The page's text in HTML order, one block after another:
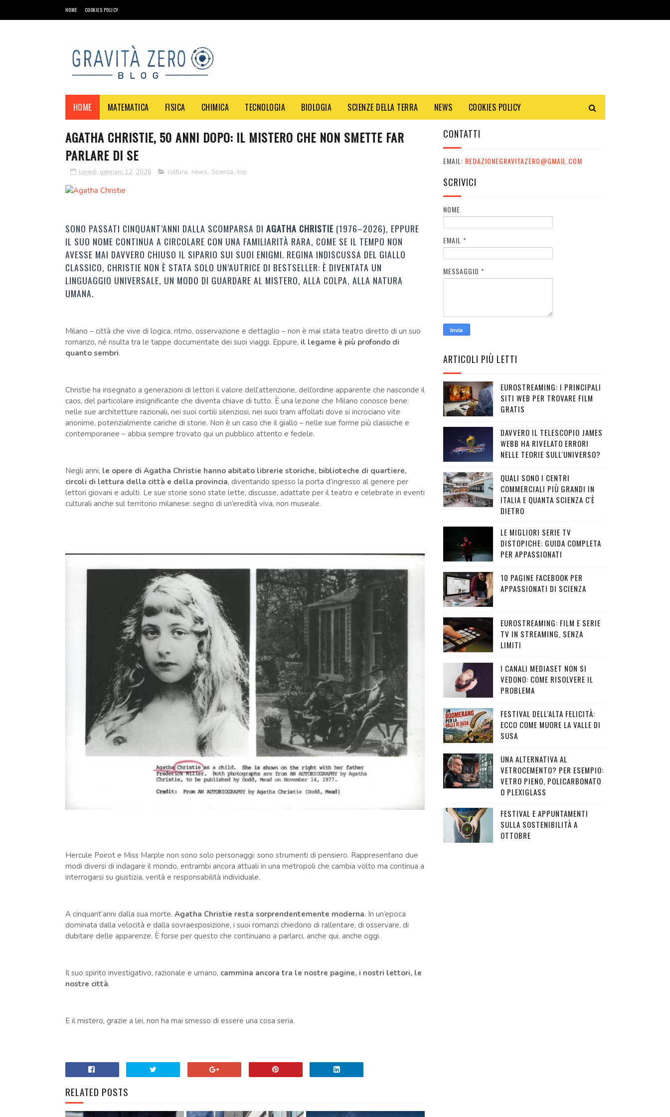
HOME COOKIES POLICY
HOME MATEMATICA FISICA CHIMICA TECNOLOGIA BIOLOGIA SCIENZE DELLA TERRA NEWS COOKIES POLICY
AGATHA CHRISTIE, 50 ANNI DOPO: IL MISTERO CHE NON SMETTE FAR
PARLARE DI SE
lunedì, gennaio 12, 2026 cultura, news, Scienza, top
SONO PASSATI CINQUANT’ANNI DALLA SCOMPARSA DI AGATHA CHRISTIE(1976–2026), EPPURE
IL SUO NOME CONTINUA A CIRCOLARE CON UNA FAMILIARITÀ RARA, COME SE IL TEMPO NON
AVESSE MAI DAVVERO CHIUSO IL SIPARIO SUI SUOI ENIGMI. REGINA INDISCUSSA DEL GIALLO
CLASSICO, CHRISTIE NON È STATA SOLO UN’AUTRICE DI BESTSELLER: È DIVENTATA UN
LINGUAGGIO UNIVERSALE, UN MODO DI GUARDARE AL MISTERO, ALLA COLPA, ALLA NATURA
UMANA.
Milano – città che vive di logica, ritmo, osservazione e dettaglio – non è mai stata teatro diretto di un suo
romanzo, né risulta tra le tappe documentate dei suoi viaggi. Eppure, il legame è più profondo di
quanto sembri.
Christie ha insegnato a generazioni di lettori il valore dell’attenzione, dell’ordine apparente che nasconde il
caos, del particolare insignificante che diventa chiave di tutto. È una lezione che Milano conosce bene:
nelle sue architetture razionali, nei suoi cortili silenziosi, nei suoi tram affollati dove si incrociano vite
anonime, potenzialmente cariche di storie. Non è un caso che il giallo – nelle sue forme più classiche e
contemporanee – abbia sempre trovato qui un pubblico attento e fedele.
Negli anni, le opere di Agatha Christie hanno abitato librerie storiche, biblioteche di quartiere,
circoli di lettura della città e della provincia, diventando spesso la porta d’ingresso al genere per
lettori giovani e adulti. Le sue storie sono state lette, discusse, adattate per il teatro e celebrate in eventi
culturali anche sul territorio milanese: segno di un’eredità viva, non museale.
Hercule Poirot e Miss Marple non sono solo personaggi: sono strumenti di pensiero. Rappresentano due
modi diversi di indagare il mondo, entrambi ancora attuali in una metropoli che cambia volto ma continua a
interrogarsi su giustizia, verità e responsabilità individuale.
A cinquant’anni dalla sua morte, Agatha Christie resta sorprendentemente moderna. In un’epoca
dominata dalla velocità e dalla sovraesposizione, i suoi romanzi chiedono di rallentare, di osservare, di
dubitare delle apparenze. È forse per questo che continuano a parlarci, anche qui, anche oggi.
Il suo spirito investigativo, razionale e umano, cammina ancora tra le nostre pagine, i nostri lettori, le
nostre città.
E il mistero, grazie a lei, non ha mai smesso di essere una cosa seria.
RELATED POSTS
CONTATTI
EMAIL: REDAZIONEGRAVITAZERO@GMAIL.COM
SCRIVICI
NOME
EMAIL *
MESSAGGIO *
ARTICOLI PIÙ LETTI
EUROSTREAMING: I PRINCIPALI
SITI WEB PER TROVARE FILM
GRATIS
DAVVERO IL TELESCOPIO JAMES
WEBB HA RIVELATO ERRORI
NELLE TEORIE SULL'UNIVERSO?
QUALI SONO I CENTRI
COMMERCIALI PIÙ GRANDI IN
ITALIA E QUANTA SCIENZA C'È
DIETRO
LE MIGLIORI SERIE TV
DISTOPICHE: GUIDA COMPLETA
PER APPASSIONATI
10 PAGINE FACEBOOK PER
APPASSIONATI DI SCIENZA
EUROSTREAMING: FILM E SERIE
TV IN STREAMING, SENZA
LIMITI
I CANALI MEDIASET NON SI
VEDONO: COME RISOLVERE IL
PROBLEMA
FESTIVAL DELL'ALTA FELICITÀ:
ECCO COME MUORE LA VALLE DI
SUSA
UNA ALTERNATIVA AL
VETROCEMENTO? PER ESEMPIO:
VETRO PIENO, POLICARBONATO
O PLEXIGLASS
FESTIVAL E APPUNTAMENTI
SULLA SOSTENIBILITÀ A
OTTOBRE